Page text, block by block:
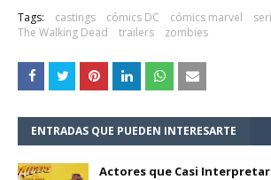
Tags: castings cómics DC cómics marvel
The Walking Dead
trailers zombies
ENTRADAS QUE PUEDEN INTERESARTE
Actores que Casi